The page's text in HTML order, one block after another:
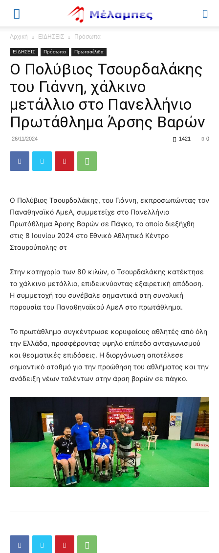
Αρχική ΕΙΔΗΣΕΙΣ Πρόσωπα
ΕΙΔΗΣΕΙΣ Πρόσωπα Πρωτοσέλιδα
Ο Πολύβιος Τσουρδαλάκης
του Γιάννη, χάλκινο
μετάλλιο στο Πανελλήνιο
Πρωτάθλημα Άρσης Βαρών
26/11/2024 0
1421
Ο Πολύβιος Τσουρδαλάκης, του Γιάννη, εκπροσωπώντας τον
Παναθηναϊκό ΑμεΑ, συμμετείχε στο Πανελλήνιο
Πρωτάθλημα Άρσης Βαρών σε Πάγκο, το οποίο διεξήχθη
στις 8 Ιουνίου 2024 στο Εθνικό Αθλητικό Κέντρο
Σταυρούπολης στ
Στην κατηγορία των 80 κιλών, ο Τσουρδαλάκης κατέκτησε
το χάλκινο μετάλλιο, επιδεικνύοντας εξαιρετική απόδοση.
Η συμμετοχή του συνέβαλε σημαντικά στη συνολική
παρουσία του Παναθηναϊκού ΑμεΑ στο πρωτάθλημα.
Το πρωτάθλημα συγκέντρωσε κορυφαίους αθλητές από όλη
την Ελλάδα, προσφέροντας υψηλό επίπεδο ανταγωνισμού
και θεαματικές επιδόσεις. Η διοργάνωση αποτέλεσε
σημαντικό σταθμό για την προώθηση του αθλήματος και την
ανάδειξη νέων ταλέντων στην άρση βαρών σε πάγκο.